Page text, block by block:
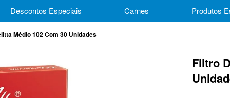
Descontos Especiais Carnes Produtos
Médio 102 Com 30 Unidades
Filtro